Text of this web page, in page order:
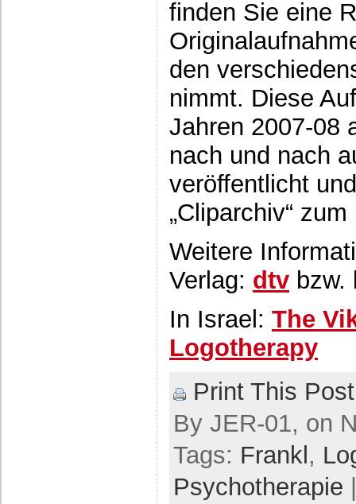
finden Sie eine
den
nimmt. Diese
Jahren 2007-08
nach und nach
veröffentlicht
„Cliparchiv“
Weitere
Verlag: dtv
In Israel: The
Logotherapy
Print This Post
By JER-01, on
Tags: Frankl ,
Psychotherapie